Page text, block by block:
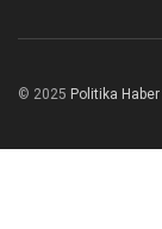
© 2025 Politika Haber